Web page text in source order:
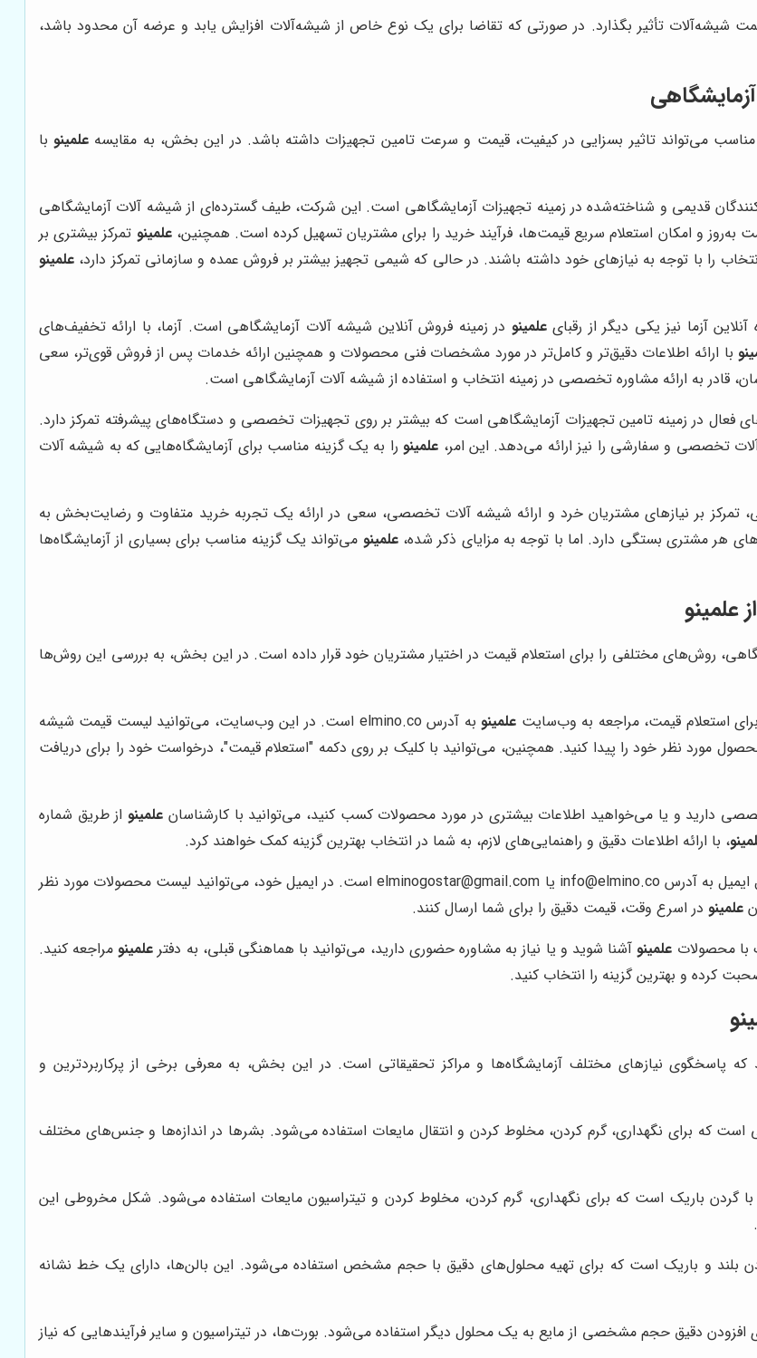
شیشه‌آلات تأثیر بگذارد. در صورتی که تقاضا برای یک نوع خاص از شیشه‌آلات افزایش یابد و عرضه آن محدود باشد،
مناسب می‌تواند تاثیر بسزایی در کیفیت، قیمت و سرعت تامین تجهیزات داشته باشد. در این بخش، به مقایسه علمینوبا
قدیمی و شناخته‌شده در زمینه تجهیزات آزمایشگاهی است. این شرکت، طیف گسترده‌ای از شیشه آلات آزمایشگاهی
به‌روز و امکان استعلام سریع قیمت‌ها، فرآیند خرید را برای مشتریان تسهیل کرده است. همچنین،علمینو تمرکز بیشتری بر
را با توجه به نیازهای خود داشته باشند. در حالی که شیمی تجهیز بیشتر بر فروش عمده و سازمانی تمرکز دارد،علمینو
آنلاین آزما نیز یکی دیگر از رقبایعلمینو در زمینه فروش آنلاین شیشه آلات آزمایشگاهی است. آزما، با ارائه تخفیف‌های
با ارائه اطلاعات دقیق‌تر و کامل‌تر در مورد مشخصات فنی محصولات و همچنین ارائه خدمات پس از فروش قوی‌تر، سعی
قادر به ارائه مشاوره تخصصی در زمینه انتخاب و استفاده از شیشه آلات آزمایشگاهی است.
فعال در زمینه تامین تجهیزات آزمایشگاهی است که بیشتر بر روی تجهیزات تخصصی و دستگاه‌های پیشرفته تمرکز دارد.
تخصصی و سفارشی را نیز ارائه می‌دهد. این امر، علمینورا به یک گزینه مناسب برای آزمایشگاه‌هایی که به شیشه آلات
تمرکز بر نیازهای مشتریان خرد و ارائه شیشه آلات تخصصی، سعی در ارائه یک تجربه خرید متفاوت و رضایت‌بخش به
هر مشتری بستگی دارد. اما با توجه به مزایای ذکر شده،علمینو می‌تواند یک گزینه مناسب برای بسیاری از آزمایشگاه‌ها
علمینو
روش‌های مختلفی را برای استعلام قیمت در اختیار مشتریان خود قرار داده است. در این بخش، به بررسی این روش‌ها
استعلام قیمت، مراجعه به وب‌سایت علمینو
به آدرس elmino.co است. در این وب‌سایت، می‌توانید لیست قیمت شیشه
مورد نظر خود را پیدا کنید. همچنین، می‌توانید با کلیک بر روی دکمه "استعلام قیمت"، درخواست خود را برای دریافت
دارید و یا می‌خواهید اطلاعات بیشتری در مورد محصولات کسب کنید، می‌توانید با کارشناسان علمینواز طریق شماره
، با ارائه اطلاعات دقیق و راهنمایی‌های لازم، به شما در انتخاب بهترین گزینه کمک خواهند کرد.
یکی دیگر از روش‌های استعلام قیمت، ارسال ایمیل به آدرس info@elmino.co یا elminogostar@gmail.com است. در ایمیل خود، می‌توانید لیست محصولات مورد نظر
علمینودر اسرع وقت، قیمت دقیق را برای شما ارسال کنند.
با محصولات علمینوآشنا شوید و یا نیاز به مشاوره حضوری دارید، می‌توانید با هماهنگی قبلی، به دفتر علمینومراجعه کنید.
کرده و بهترین گزینه را انتخاب کنید.
پاسخگوی نیازهای مختلف آزمایشگاه‌ها و مراکز تحقیقاتی است. در این بخش، به معرفی برخی از پرکاربردترین و
است که برای نگهداری، گرم کردن، مخلوط کردن و انتقال مایعات استفاده می‌شود. بشرها در اندازه‌ها و جنس‌های مختلف
گردن باریک است که برای نگهداری، گرم کردن، مخلوط کردن و تیتراسیون مایعات استفاده می‌شود. شکل مخروطی این
بلند و باریک است که برای تهیه محلول‌های دقیق با حجم مشخص استفاده می‌شود. این بالن‌ها، دارای یک خط نشانه
دقیق حجم مشخصی از مایع به یک محلول دیگر استفاده می‌شود. بورت‌ها، در تیتراسیون و سایر فرآیندهایی که نیاز